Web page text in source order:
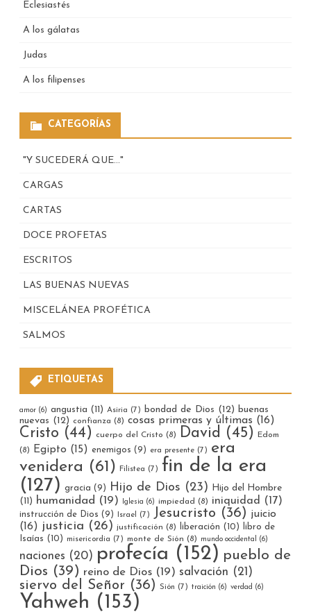
Eclesiastés
A los gálatas
Judas
A los filipenses
CATEGORÍAS
"Y SUCEDERÁ QUE…"
CARGAS
CARTAS
DOCE PROFETAS
ESCRITOS
LAS BUENAS NUEVAS
MISCELÁNEA PROFÉTICA
SALMOS
ETIQUETAS
amor (6) angustia (11) Asiria (7) bondad de Dios (12) buenas
nuevas (12) confianza (8) cosas primeras y últimas (16)
Cristo (44) cuerpo del Cristo (8) David (45)
Edom
(8) Egipto (15) enemigos (9) era presente (7) era
venidera (61) Filistea (7) fin de la era
(127) gracia (9) Hijo de Dios (23)
Hijo del Hombre
(11)
humanidad (19) Iglesia (6) impiedad (8) iniquidad (17)
instrucción de Dios (9) Israel (7) Jesucristo (36) juicio
(16) justicia (26) justificación (8) liberación (10)
libro de
Isaías (10) misericordia (7) monte de Sión (8) mundo occidental (6)
naciones (20) profecía (152) pueblo de
Dios (39) reino de Dios (19) salvación (21)
siervo del Señor (36) Sión (7) traición (6) verdad (6)
Yahweh (153)